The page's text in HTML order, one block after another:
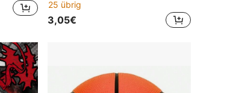
25 übrig
3,05€